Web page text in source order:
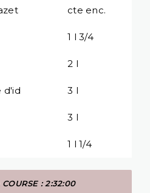
cte enc.
1 l 3/4
2 l
d'id 3 l
3 l
1 l 1/4
: 2:32:00